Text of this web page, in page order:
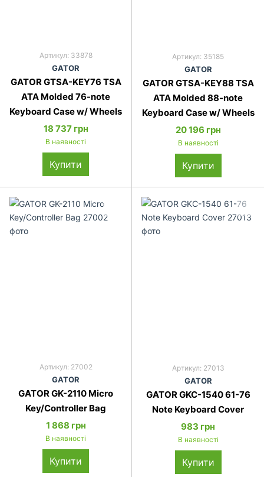
Артикул: 33878
GATOR
GATOR GTSA-KEY76 TSA
ATA Molded 76-note
Keyboard Case w/ Wheels
18 737 грн
В наявності
Купити
Артикул: 35185
GATOR
GATOR GTSA-KEY88 TSA
ATA Molded 88-note
Keyboard Case w/ Wheels
20 196 грн
В наявності
Купити
Артикул: 27002
GATOR
GATOR GK-2110 Micro
Key/Controller Bag
1 868 грн
В наявності
Купити
Артикул: 27013
GATOR
GATOR GKC-1540 61-76
Note Keyboard Cover
983 грн
В наявності
Купити